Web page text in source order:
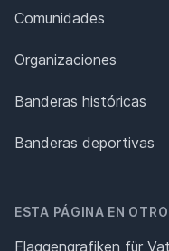
Comunidades
Organizaciones
Banderas históricas
Banderas deportivas
ESTA PÁGINA EN
Flaggengrafiken für